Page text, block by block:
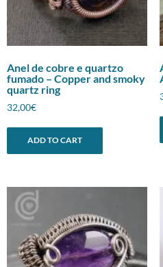
Anel de cobre e quartzo
fumado – Copper and smoky
quartz ring
32,00€
ADD TO CART